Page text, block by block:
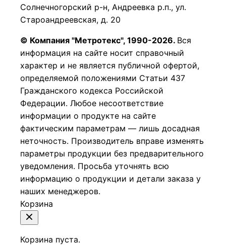
Солнечногорский р-н, Андреевка р.п., ул.
Староандреевская, д. 20
© Компания "Метротекс", 1990-2026. Вся
информация на сайте носит справочный
характер и не является публичной офертой,
определяемой положениями Статьи 437
Гражданского кодекса Российской
Федерации. Любое несоответствие
информации о продукте на сайте
фактическим параметрам — лишь досадная
неточность. Производитель вправе изменять
параметры продукции без предварительного
уведомления. Просьба уточнять всю
информацию о продукции и детали заказа у
наших менеджеров.
Корзина
Корзина пуста.